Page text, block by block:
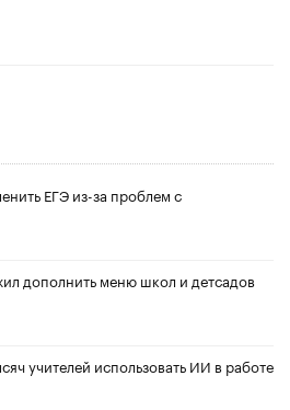
ЕГЭ из-за проблем с
дополнить меню школ и детсадов
учителей использовать ИИ в работе